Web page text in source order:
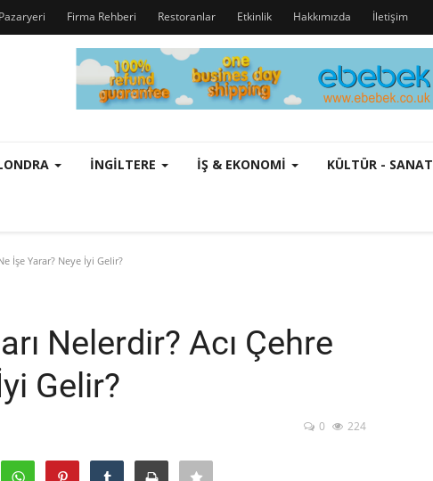
Pazaryeri Firma Rehberi Restoranlar Etkinlik Hakkımızda İletişim
İNGILTERE İŞ & EKONOMI KÜLTÜR - SANAT
İşe Yarar? Neye İyi Gelir?
Nelerdir? Acı Çehre
Gelir?
0 224